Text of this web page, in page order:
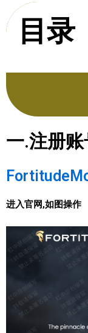
目录
一.注册账
进入官网,如图操作